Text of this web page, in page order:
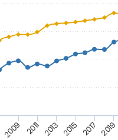
2009 2011 2013 2015 2017 2019